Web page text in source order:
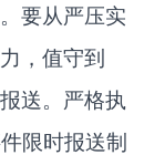
要从严压实
，值守到
送。严格执
限时报送制